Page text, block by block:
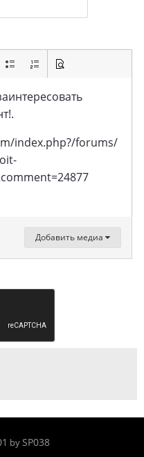
index.php?/forums/
Добавить медиа
by SP038